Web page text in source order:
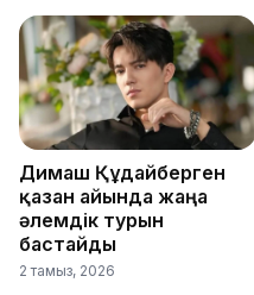
Димаш Құдайберген
қазан айында жаңа
әлемдік турын
бастайды
2 тамыз, 2026